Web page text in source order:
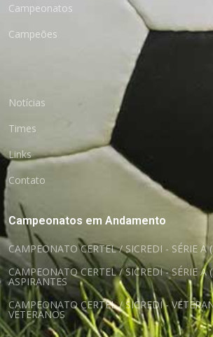
Campeonatos
Campeões
Notícias
Times
Links
Contato
Campeonatos em Andamento
CAMPEONATO CERTEL / SICREDI - SÉRIE
CAMPEONATO CERTEL / SICREDI - SÉRIE A
ASPIRANTES
CAMPEONATO CERTEL / SICREDI -
VETERANOS